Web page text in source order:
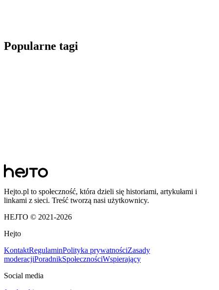
Popularne tagi
Hejto.pl to społeczność, która dzieli się historiami, artykułami i
linkami z sieci. Treść tworzą nasi użytkownicy.
HEJTO © 2021-2026
Hejto
KontaktRegulaminPolityka prywatnościZasady
moderacjiPoradnikSpołecznościWspierający
Social media